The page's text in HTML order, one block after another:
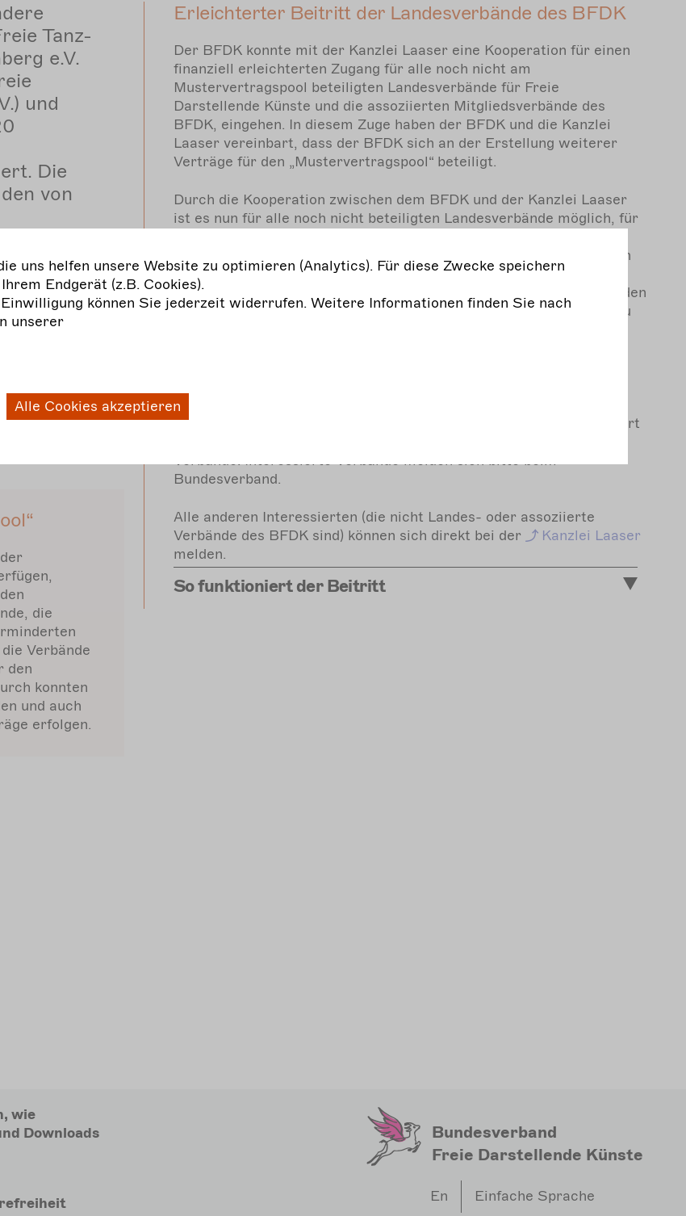
Tanz-
e.V.
und
Die
von
Der
die
Verbände
den
konnten
und auch
erfolgen.
Erleichterter Beitritt der Landesverbände des BFDK
Der BFDK konnte mit der Kanzlei Laaser eine Kooperation für einen
finanziell erleichterten Zugang für alle noch nicht am
Mustervertragspool beteiligten Landesverbände für Freie
Darstellende Künste und die assoziierten Mitgliedsverbände des
BFDK, eingehen. In diesem Zuge haben der BFDK und die Kanzlei
Laaser vereinbart, dass der BFDK sich an der Erstellung weiterer
Verträge für den „Mustervertragspool“ beteiligt.
Durch die Kooperation zwischen dem BFDK und der Kanzlei Laaser
ist es nun für alle noch nicht beteiligten Landesverbände möglich, für
Mustervertragspool zu erhalten. Die Landesverbände können jedoch
auch weiterhin freiwillig einen höheren Beitrag für ihren Beitritt
beisteuern, um das Prinzip der Solidarität aufrechtzuerhalten und den
Fortbestand und die Weiterentwicklung des Mustervertragspools zu
Die assoziierten Verbände des BFDK können ebenfalls Mitglied des
Mustervertragspools werden. Der Beitrittsbetrag orientiert sich dort
Verbände. Interessierte Verbände melden sich bitte beim
Bundesverband.
Alle anderen Interessierten (die nicht Landes- oder assoziierte
Verbände des BFDK sind) können sich direkt bei der
Kanzlei Laaser
melden.
So funktioniert der Beitritt
wie
Downloads
Bundesverband
Freie Darstellende Künste
En Einfache Sprache
uns helfen unsere Website zu optimieren (Analytics). Für diese Zwecke speichern
Endgerät (z.B. Cookies).
können Sie jederzeit widerrufen. Weitere Informationen finden Sie nach
unserer
Alle Cookies akzeptieren